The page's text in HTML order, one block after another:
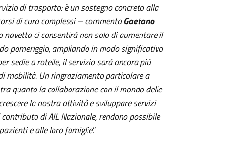
di trasporto: è un sostegno concreto alla
di cura complessi – commentaGaetano
navetta ci consentirà non solo di aumentare il
pomeriggio, ampliando in modo significativo
sedie a rotelle, il servizio sarà ancora più
mobilità. Un ringraziamento particolare a
quanto la collaborazione con il mondo delle
la nostra attività e sviluppare servizi
di AIL Nazionale, rendono possibile
e alle loro famiglie.”